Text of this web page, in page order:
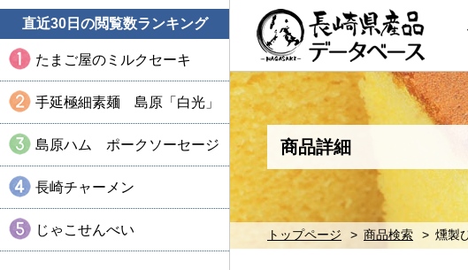
直近30日の閲覧数ランキング
たまご屋のミルクセーキ
手延極細素麺 島原「白光」
島原ハム ポークソーセージ
長崎チャーメン
じゃこせんべい
商品詳細
トップページ 商品検索 燻製